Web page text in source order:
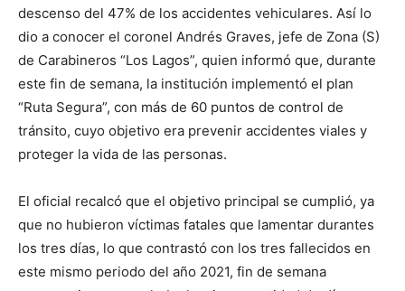
descenso del 47% de los accidentes vehiculares. Así lo
dio a conocer el coronel Andrés Graves, jefe de Zona (S)
de Carabineros “Los Lagos”, quien informó que, durante
este fin de semana, la institución implementó el plan
“Ruta Segura”, con más de 60 puntos de control de
tránsito, cuyo objetivo era prevenir accidentes viales y
proteger la vida de las personas.
El oficial recalcó que el objetivo principal se cumplió, ya
que no hubieron víctimas fatales que lamentar durantes
los tres días, lo que contrastó con los tres fallecidos en
este mismo periodo del año 2021, fin de semana